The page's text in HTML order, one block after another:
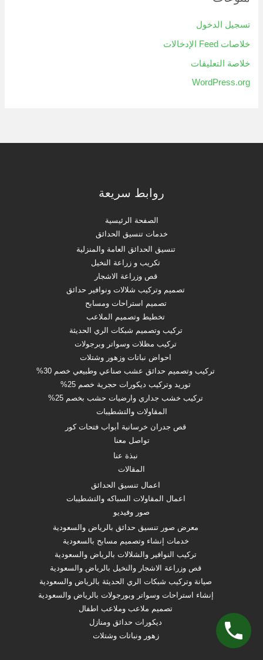
تسجيل الدخول
خلاصات Feed الإدخالات
خلاصة التعليقات
WordPress.org
روابط سريعة
الصفحة الرئيسية
خدمات تنسيق الحدائق
تنسيق الحدائق العامة والمنزلية
تكريب و زراعة النخيل
قص وزراعة الاشجار
تصميم وتركيب شلالات ونوافير حدائق
تصميم استراحات ومسابح
تخطيط وتصميم الملاعب
تركيب وتصميم شبكات الري الحديثة
تركيب مظلات وسواتر وبرجولات
احواض نباتات وزهور وشتلات
تركيب وتصميم حدائق عشب صناعي وطبيعي خصم 30%
توريد وتركيب ديكورات حجرية خصم 25%
تركيب خشب جداري وارضيات حشب بخصم 25%
المقاولات والتشطيبات
قص جدران خرسانية أبواب فتحات كور
تواصل معنا
نبذة عنا
المقالات
اعمال تنسيق الحدائق
اعمال المقاولات السباكه والتشطيبات
صور وفيديو
معرض صور تنسيق حدائق بالرياض والسعودية
خدمات إنشاء وتصميم مسابح بالسعودية
تركيب النوافير والشلالات بالرياض والسعودية
قص وزراعة الاشجار والنخيل بالرياض والسعودية
صيانة وتركيب شبكات الري الحديثة بالرياض والسعودية
إنشاء استراحات وسواتر وبورجولات بالرياض والسعودية
تصميم ملاعب وملاعب اطفال
ديكورات حدائق ومنازل
زهور ونباتات وشتلات